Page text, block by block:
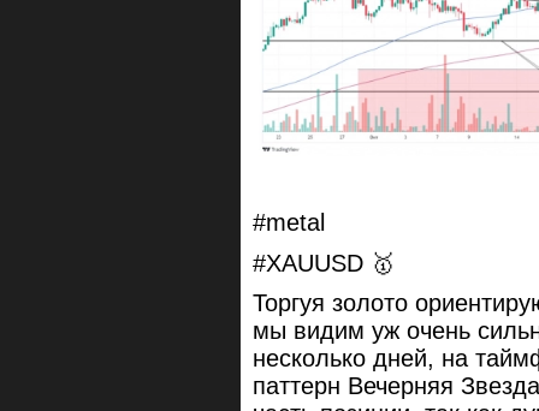
#metal
#XAUUSD 🥇
Торгуя золото
мы видим уж очень
несколько дней, на
паттерн Вечерняя